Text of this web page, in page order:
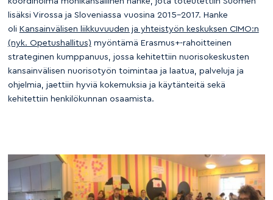
lisäksi Virossa ja Sloveniassa vuosina 2015–2017. Hanke
oli Kansainvälisen liikkuvuuden ja yhteistyön keskuksen CIMO:n
(nyk. Opetushallitus) myöntämä Erasmus+-rahoitteinen
strateginen kumppanuus, jossa kehitettiin nuorisokeskusten
kansainvälisen nuorisotyön toimintaa ja laatua, palveluja ja
ohjelmia, jaettiin hyviä kokemuksia ja käytänteitä sekä
kehitettiin henkilökunnan osaamista.